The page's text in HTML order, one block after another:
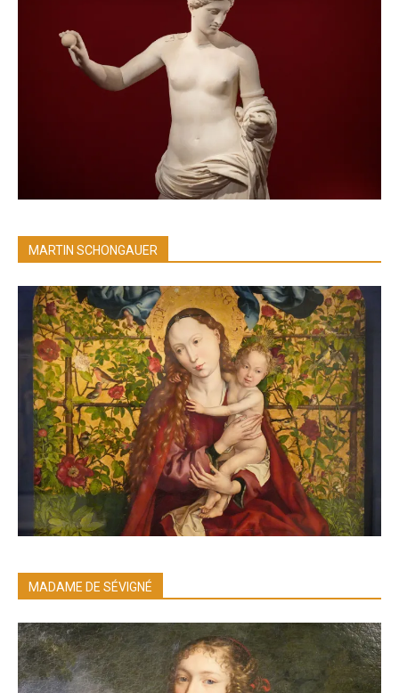
MARTIN SCHONGAUER
MADAME DE SÉVIGNÉ